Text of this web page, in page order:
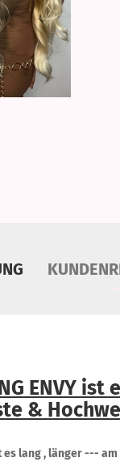
ENVY ist
&
es lang , länger --- am